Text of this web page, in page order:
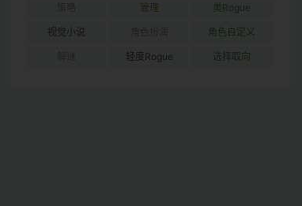
管理 类Rogue
视觉小说 角色自定义
轻度Rogue 选择取向